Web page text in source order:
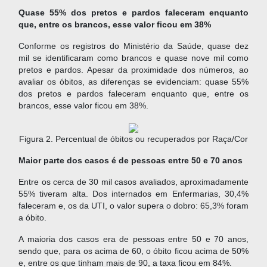
Quase 55% dos pretos e pardos faleceram enquanto
que, entre os brancos, esse valor ficou em 38%
Conforme os registros do Ministério da Saúde, quase dez
mil se identificaram como brancos e quase nove mil como
pretos e pardos. Apesar da proximidade dos números, ao
avaliar os óbitos, as diferenças se evidenciam: quase 55%
dos pretos e pardos faleceram enquanto que, entre os
brancos, esse valor ficou em 38%.
Figura 2. Percentual de óbitos ou recuperados por Raça/Cor
Maior parte dos casos é de pessoas entre 50 e 70 anos
Entre os cerca de 30 mil casos avaliados, aproximadamente
55% tiveram alta. Dos internados em Enfermarias, 30,4%
faleceram e, os da UTI, o valor supera o dobro: 65,3% foram
a óbito.
A maioria dos casos era de pessoas entre 50 e 70 anos,
sendo que, para os acima de 60, o óbito ficou acima de 50%
e, entre os que tinham mais de 90, a taxa ficou em 84%.